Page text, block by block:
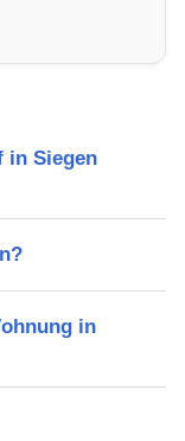
in Siegen
in